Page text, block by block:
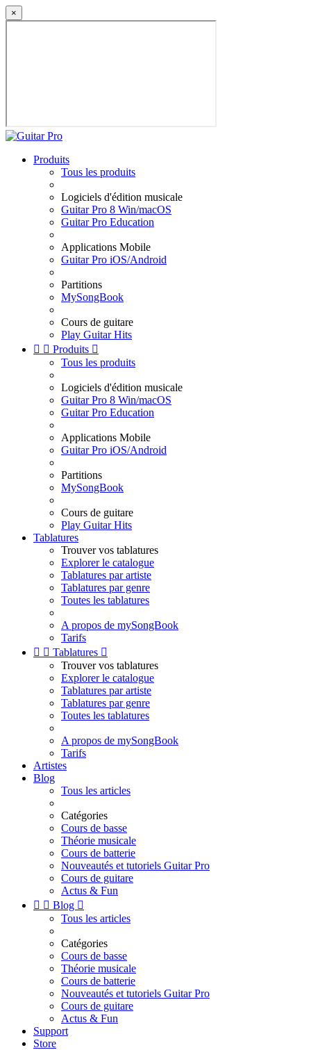
×
Produits
Tous les produits
Logiciels d'édition musicale
Guitar Pro 8 Win/macOS
Guitar Pro Education
Applications Mobile
Guitar Pro iOS/Android
Partitions
MySongBook
Cours de guitare
Play Guitar Hits
  Produits 
Tous les produits
Logiciels d'édition musicale
Guitar Pro 8 Win/macOS
Guitar Pro Education
Applications Mobile
Guitar Pro iOS/Android
Partitions
MySongBook
Cours de guitare
Play Guitar Hits
Tablatures
Trouver vos tablatures
Explorer le catalogue
Tablatures par artiste
Tablatures par genre
Toutes les tablatures
A propos de mySongBook
Tarifs
  Tablatures 
Trouver vos tablatures
Explorer le catalogue
Tablatures par artiste
Tablatures par genre
Toutes les tablatures
A propos de mySongBook
Tarifs
Artistes
Blog
Tous les articles
Catégories
Cours de basse
Théorie musicale
Cours de batterie
Nouveautés et tutoriels Guitar Pro
Cours de guitare
Actus & Fun
  Blog 
Tous les articles
Catégories
Cours de basse
Théorie musicale
Cours de batterie
Nouveautés et tutoriels Guitar Pro
Cours de guitare
Actus & Fun
Support
Store